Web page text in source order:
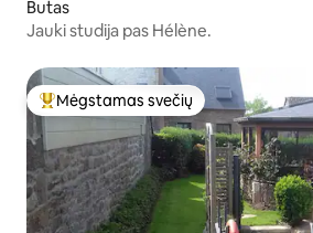
Butas
Jauki studija pas Hélène.
Svečių mėgstamiausias
Mėgstamas svečių